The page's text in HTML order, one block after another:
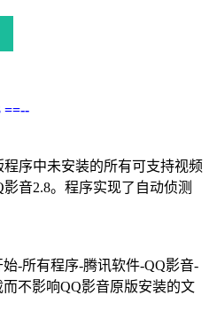
==--
序中未安装的所有可支持视频
音2.8。程序实现了自动侦测
-所有程序-腾讯软件-QQ影音-
不影响QQ影音原版安装的文